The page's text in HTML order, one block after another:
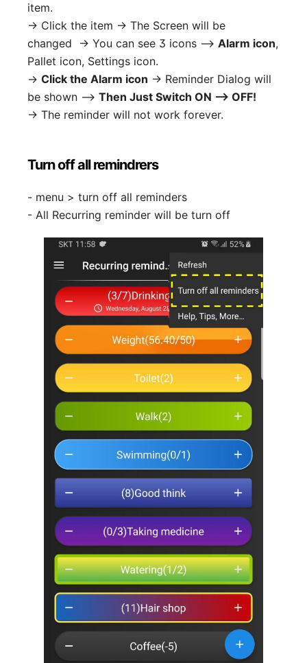
item.
-> Click the item -> The Screen will be
changed -> You can see 3 icons —> Alarm icon,
Pallet icon, Settings icon.
-> Click the Alarm icon -> Reminder Dialog will
be shown —> Then Just Switch ON --> OFF!
-> The reminder will not work forever.
Turn off all remindrers
- menu > turn off all reminders
- All Recurring reminder will be turn off